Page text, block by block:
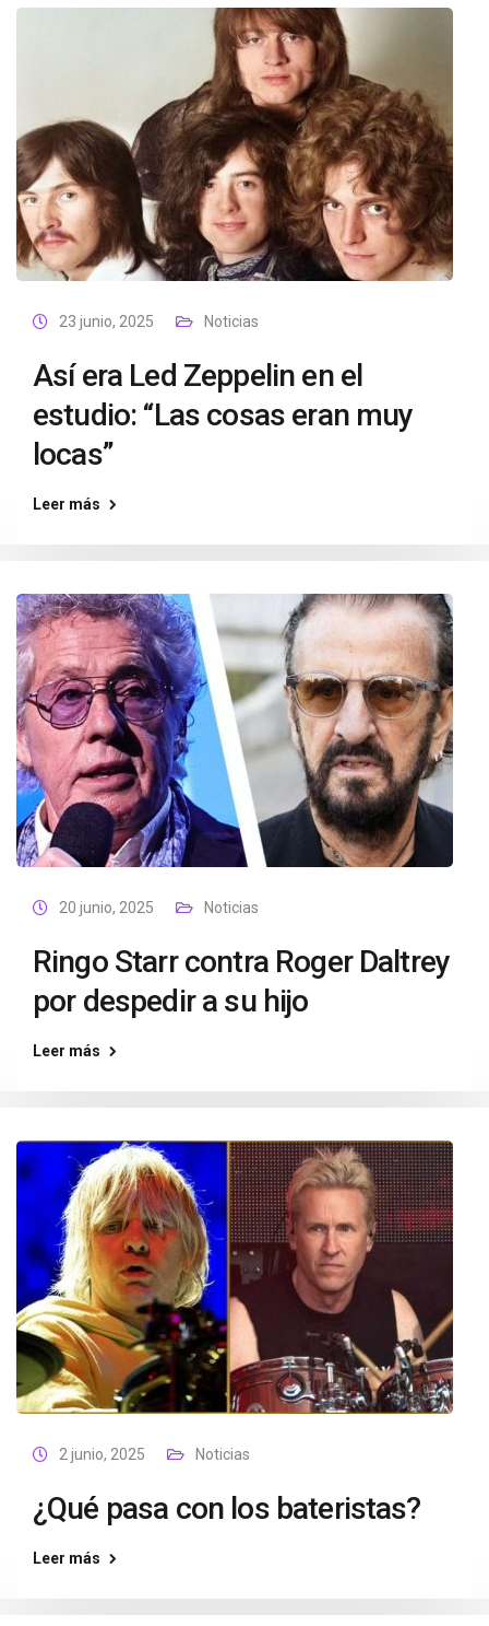
23 junio, 2025 Noticias
Así era Led Zeppelin en el
estudio: “Las cosas eran muy
locas”
Leer más
20 junio, 2025 Noticias
Ringo Starr contra Roger Daltrey
por despedir a su hijo
Leer más
2 junio, 2025 Noticias
¿Qué pasa con los bateristas?
Leer más